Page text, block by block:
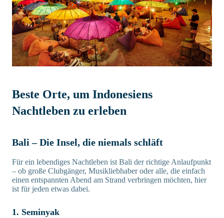
Beste Orte, um Indonesiens
Nachtleben zu erleben
Bali – Die Insel, die niemals schläft
Für ein lebendiges Nachtleben ist Bali der richtige Anlaufpunkt
– ob große Clubgänger, Musikliebhaber oder alle, die einfach
einen entspannten Abend am Strand verbringen möchten, hier
ist für jeden etwas dabei.
1. Seminyak